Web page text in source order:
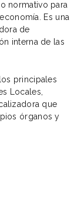
normativo para
Es una
de
interna de las
principales
Locales,
que
órganos y